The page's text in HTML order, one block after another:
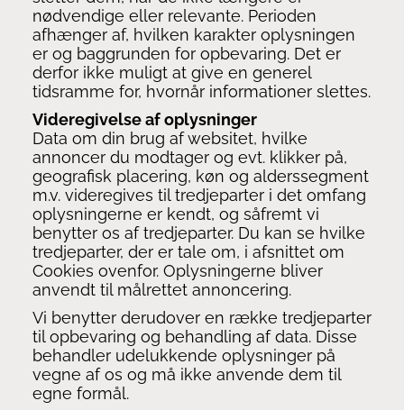
nødvendige eller relevante. Perioden
afhænger af, hvilken karakter oplysningen
er og baggrunden for opbevaring. Det er
derfor ikke muligt at give en generel
tidsramme for, hvornår informationer slettes.
Videregivelse af oplysninger
Data om din brug af websitet, hvilke
annoncer du modtager og evt. klikker på,
geografisk placering, køn og alderssegment
m.v. videregives til tredjeparter i det omfang
oplysningerne er kendt, og såfremt vi
benytter os af tredjeparter. Du kan se hvilke
tredjeparter, der er tale om, i afsnittet om
Cookies ovenfor. Oplysningerne bliver
anvendt til målrettet annoncering.
Vi benytter derudover en række tredjeparter
til opbevaring og behandling af data. Disse
behandler udelukkende oplysninger på
vegne af os og må ikke anvende dem til
egne formål.